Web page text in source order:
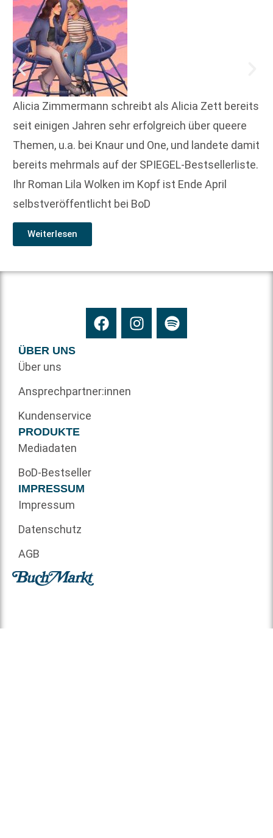
Alicia Zimmermann schreibt als Alicia Zett bereits
seit einigen Jahren sehr erfolgreich über queere
Themen, u.a. bei Knaur und One, und landete damit
bereits mehrmals auf der SPIEGEL-Bestsellerliste.
Ihr Roman Lila Wolken im Kopf ist Ende April
selbstveröffentlicht bei BoD
Weiterlesen
ÜBER UNS
Über uns
Ansprechpartner:innen
Kundenservice
PRODUKTE
Mediadaten
BoD-Bestseller
IMPRESSUM
Impressum
Datenschutz
AGB